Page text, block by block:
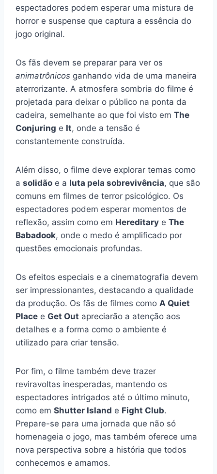
espectadores podem esperar uma mistura de
horror e suspense que captura a essência do
jogo original.
Os fãs devem se preparar para ver os
animatrônicos ganhando vida de uma maneira
aterrorizante. A atmosfera sombria do filme é
projetada para deixar o público na ponta da
cadeira, semelhante ao que foi visto em The
Conjuring e It, onde a tensão é
constantemente construída.
Além disso, o filme deve explorar temas como
a solidão e a luta pela sobrevivência, que são
comuns em filmes de terror psicológico. Os
espectadores podem esperar momentos de
reflexão, assim como em Hereditary e The
Babadook, onde o medo é amplificado por
questões emocionais profundas.
Os efeitos especiais e a cinematografia devem
ser impressionantes, destacando a qualidade
da produção. Os fãs de filmes como A Quiet
Place e Get Out apreciarão a atenção aos
detalhes e a forma como o ambiente é
utilizado para criar tensão.
Por fim, o filme também deve trazer
reviravoltas inesperadas, mantendo os
espectadores intrigados até o último minuto,
como em Shutter Island e Fight Club.
Prepare-se para uma jornada que não só
homenageia o jogo, mas também oferece uma
nova perspectiva sobre a história que todos
conhecemos e amamos.